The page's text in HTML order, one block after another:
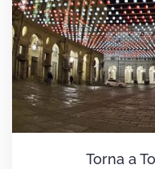
Torna a